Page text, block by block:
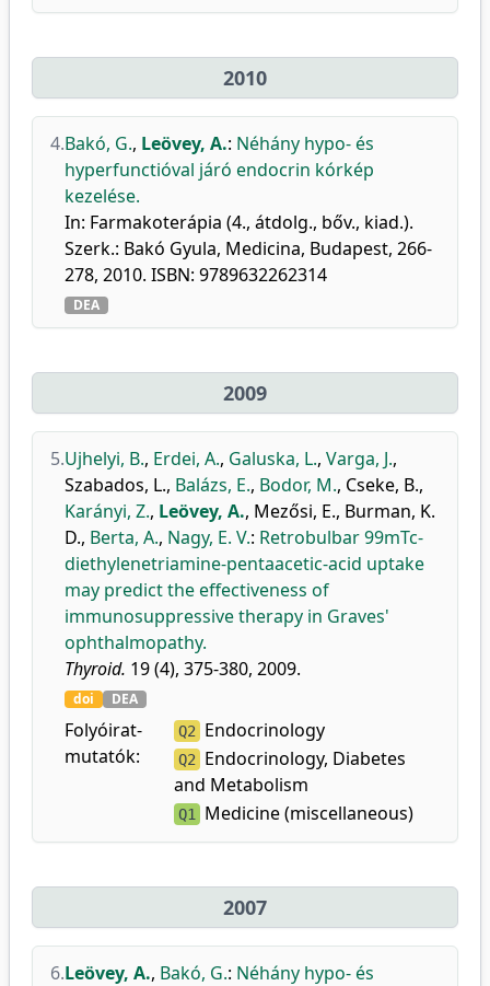
2010
4.Bakó, G., Leövey, A.: Néhány hypo- és
hyperfunctióval járó endocrin kórkép
kezelése.
In: Farmakoterápia (4., átdolg., bőv., kiad.).
Szerk.: Bakó Gyula, Medicina, Budapest, 266-
278, 2010. ISBN: 9789632262314
DEA
2009
5.Ujhelyi, B., Erdei, A., Galuska, L., Varga, J.,
Szabados, L., Balázs, E., Bodor, M., Cseke, B.,
Karányi, Z., Leövey, A., Mezősi, E., Burman, K.
D., Berta, A., Nagy, E. V.: Retrobulbar 99mTc-
diethylenetriamine-pentaacetic-acid uptake
may predict the effectiveness of
immunosuppressive therapy in Graves'
ophthalmopathy.
Thyroid. 19 (4), 375-380, 2009.
doi DEA
Folyóirat-
mutatók:
Q2 Endocrinology
Q2
Endocrinology, Diabetes
and Metabolism
Q1 Medicine (miscellaneous)
2007
6.Leövey, A., Bakó, G.: Néhány hypo- és